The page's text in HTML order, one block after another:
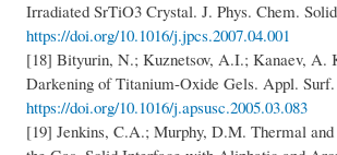
https://doi.org/10.1016/j.jpcs.2007.04.001
[18] Bityurin, N.; Kuznetsov, A.I.; Kanaev, A.
Darkening of Titanium-Oxide Gels. Appl. Surf.
https://doi.org/10.1016/j.apsusc.2005.03.083
[19] Jenkins, C.A.; Murphy, D.M. Thermal